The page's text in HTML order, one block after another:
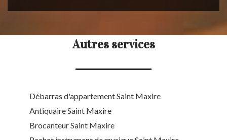
Autres services
Débarras d'appartement Saint Maxire
Antiquaire Saint Maxire
Brocanteur Saint Maxire